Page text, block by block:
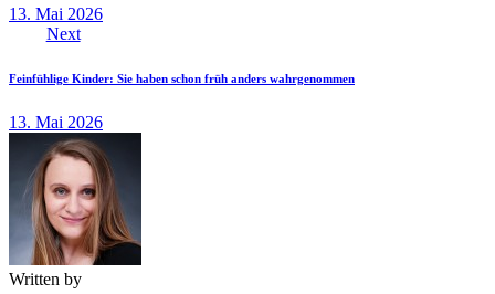
13. Mai 2026
Next
Feinfühlige Kinder: Sie haben schon früh anders wahrgenommen
13. Mai 2026
Written by